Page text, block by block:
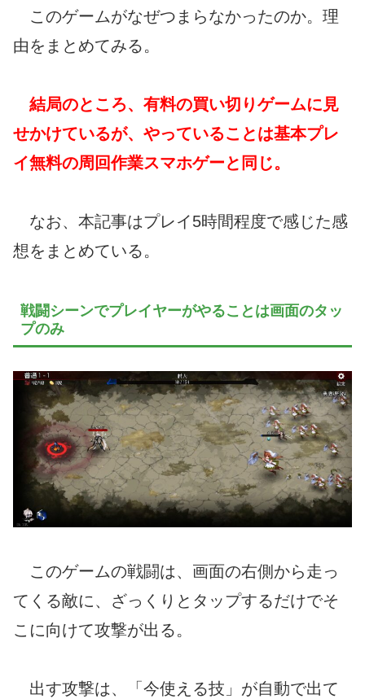
このゲームがなぜつまらなかったのか。理
由をまとめてみる。
結局のところ、有料の買い切りゲームに見
せかけているが、やっていることは基本プレ
イ無料の周回作業スマホゲーと同じ。
なお、本記事はプレイ5時間程度で感じた感
想をまとめている。
戦闘シーンでプレイヤーがやることは画面のタッ
プのみ
このゲームの戦闘は、画面の右側から走っ
てくる敵に、ざっくりとタップするだけでそ
こに向けて攻撃が出る。
出す攻撃は、「今使える技」が自動で出て